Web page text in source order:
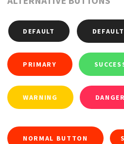
DEFAULT
PRIMARY
WARNING DANGER
NORMAL BUTTON